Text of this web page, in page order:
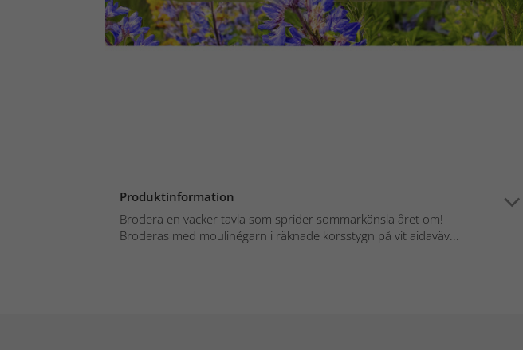
Produktinformation
Brodera en vacker tavla som sprider sommarkänsla året om!
Broderas med moulinégarn i räknade korsstygn på vit aidaväv...